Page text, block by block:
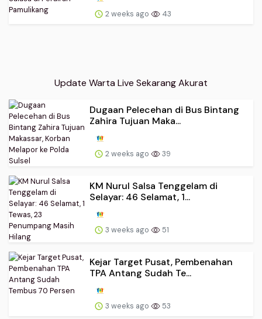
2 weeks ago 43
Update Warta Live Sekarang Akurat
Dugaan Pelecehan di Bus Bintang
Zahira Tujuan Maka...
2 weeks ago 39
KM Nurul Salsa Tenggelam di
Selayar: 46 Selamat, 1...
3 weeks ago 51
Kejar Target Pusat, Pembenahan
TPA Antang Sudah Te...
3 weeks ago 53